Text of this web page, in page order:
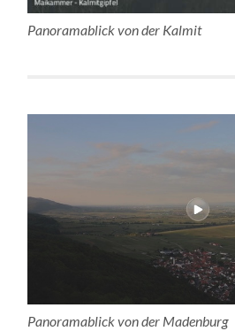
Panoramablick von der Kalmit
Panoramablick von der Madenburg